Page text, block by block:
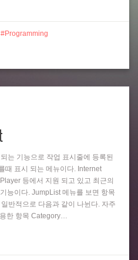
Programming
는 기능으로 작업 표시줄에 등록된
때 표시 되는 메뉴이다. Internet
등에서 지원 되고 있고 최근의
능이다. JumpList 메뉴를 보면 항목
반적으로 다음과 같이 나뉜다. 자주
한 항목 Category…